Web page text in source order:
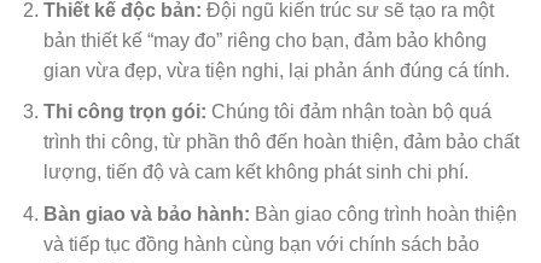
Thiết kế độc bản: Đội ngũ kiến trúc sư sẽ tạo ra một
bản thiết kế “may đo” riêng cho bạn, đảm bảo không
gian vừa đẹp, vừa tiện nghi, lại phản ánh đúng cá tính.
Thi công trọn gói: Chúng tôi đảm nhận toàn bộ quá
trình thi công, từ phần thô đến hoàn thiện, đảm bảo chất
lượng, tiến độ và cam kết không phát sinh chi phí.
Bàn giao và bảo hành: Bàn giao công trình hoàn thiện
và tiếp tục đồng hành cùng bạn với chính sách bảo